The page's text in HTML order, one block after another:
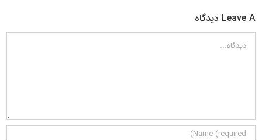
Leave A دیدگاه
دیدگاه